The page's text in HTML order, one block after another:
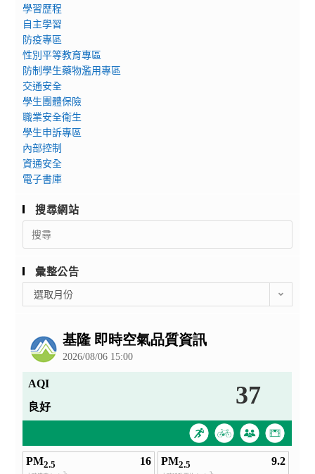
學習歷程
自主學習
防疫專區
性別平等教育專區
防制學生藥物濫用專區
交通安全
學生團體保險
職業安全衛生
學生申訴專區
內部控制
資通安全
電子書庫
搜尋網站
Search
for:
彙整公告
整
選取月份